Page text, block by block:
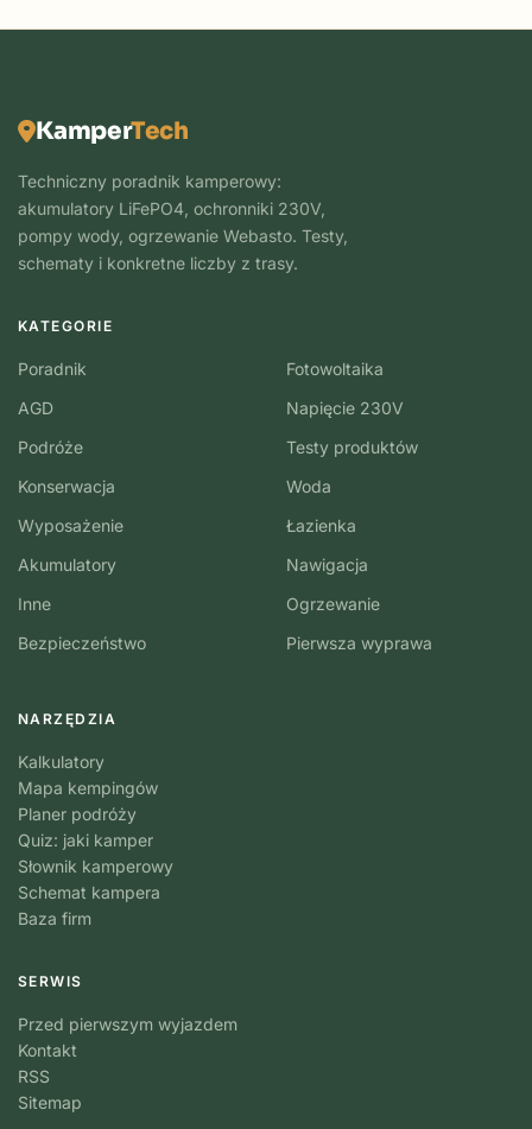
KamperTech
Techniczny poradnik kamperowy:
akumulatory LiFePO4, ochronniki 230V,
pompy wody, ogrzewanie Webasto. Testy,
schematy i konkretne liczby z trasy.
KATEGORIE
Poradnik
AGD
Podróże
Konserwacja
Wyposażenie
Akumulatory
Inne
Bezpieczeństwo
Fotowoltaika
Napięcie 230V
Testy produktów
Woda
Łazienka
Nawigacja
Ogrzewanie
Pierwsza wyprawa
NARZĘDZIA
Kalkulatory
Mapa kempingów
Planer podróży
Quiz: jaki kamper
Słownik kamperowy
Schemat kampera
Baza firm
SERWIS
Przed pierwszym wyjazdem
Kontakt
RSS
Sitemap